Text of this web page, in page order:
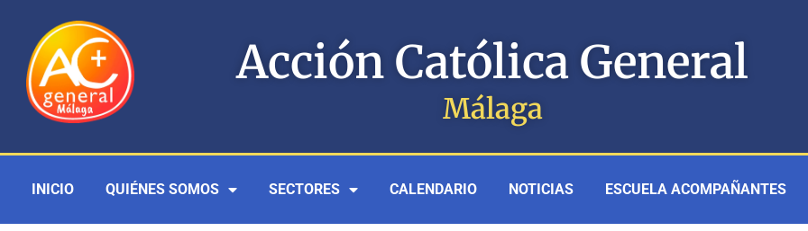
contenido
Acción Católica General
Málaga
INICIO QUIÉNES SOMOS SECTORES CALENDARIO NOTICIAS ESCUELA ACOMPAÑANTES